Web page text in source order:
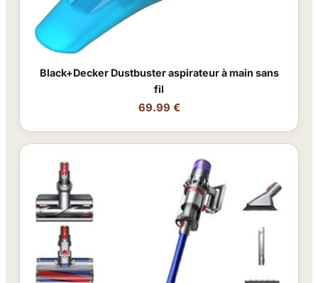
Black+Decker Dustbuster aspirateur à main sans
fil
69.99 €